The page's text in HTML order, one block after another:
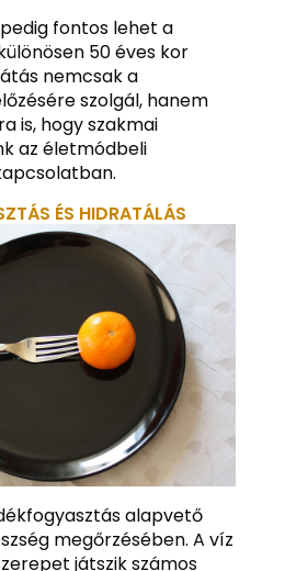
fontos lehet a
50 éves kor
nemcsak a
szolgál, hanem
is, hogy szakmai
az életmódbeli
ÉS HIDRATÁLÁS
alapvető
megőrzésében. A víz
játszik számos